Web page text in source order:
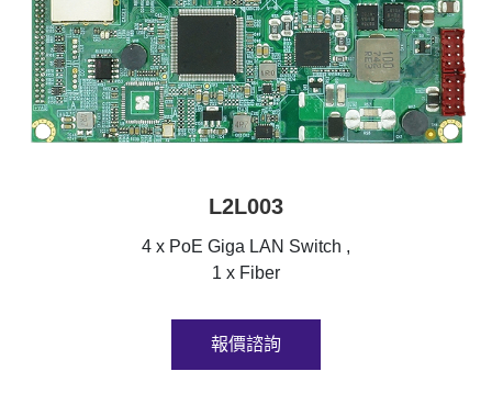
L2L003
4 x PoE Giga LAN Switch ,
1 x Fiber
報價諮詢